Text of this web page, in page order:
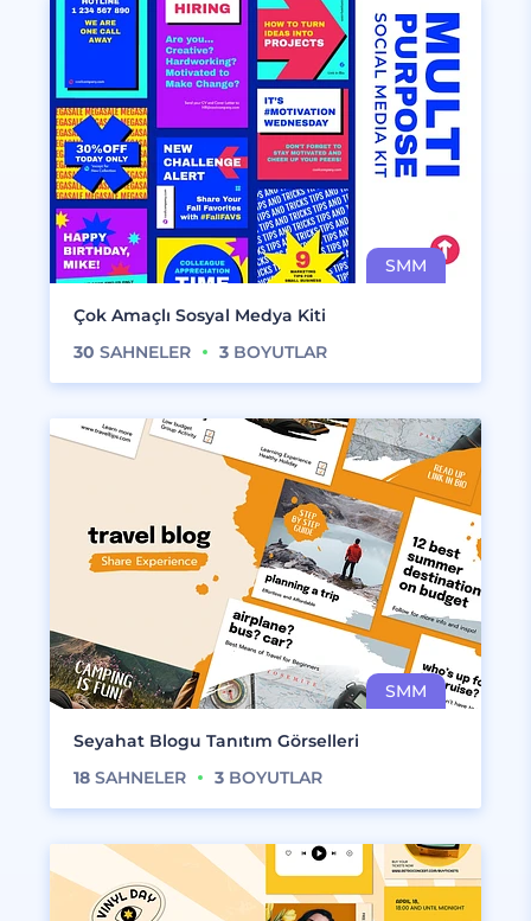
Çok Amaçlı Sosyal Medya Kiti
30 SAHNELER 3 BOYUTLAR
Seyahat Blogu Tanıtım Görselleri
18 SAHNELER 3 BOYUTLAR